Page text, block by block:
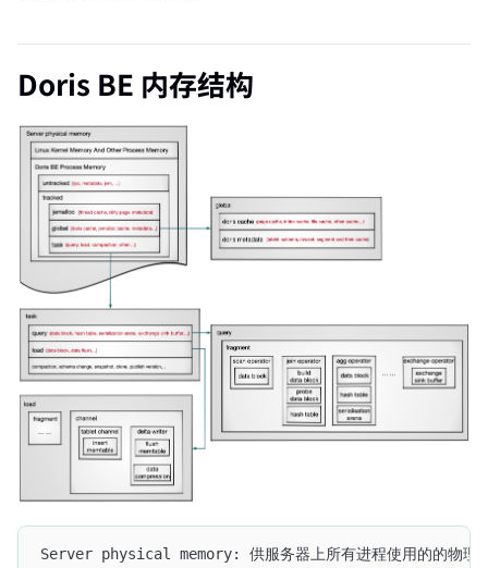
Doris BE 内存结构
Server physical memory: 供服务器上所有进程使用的的